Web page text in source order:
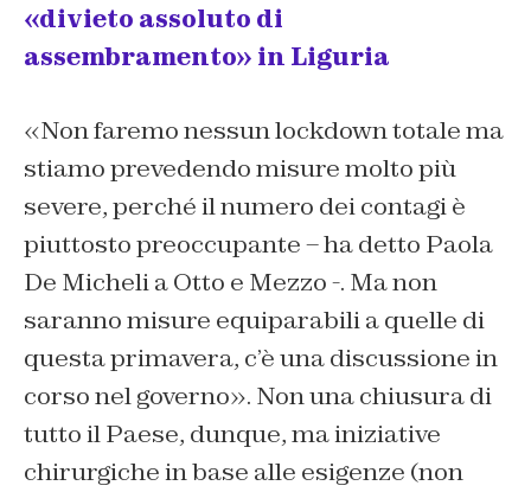
«divieto assoluto di
assembramento» in Liguria
«Non faremo nessun lockdown totale ma
stiamo prevedendo misure molto più
severe, perché il numero dei contagi è
piuttosto preoccupante – ha detto Paola
De Micheli a Otto e Mezzo -. Ma non
saranno misure equiparabili a quelle di
questa primavera, c’è una discussione in
corso nel governo». Non una chiusura di
tutto il Paese, dunque, ma iniziative
chirurgiche in base alle esigenze (non